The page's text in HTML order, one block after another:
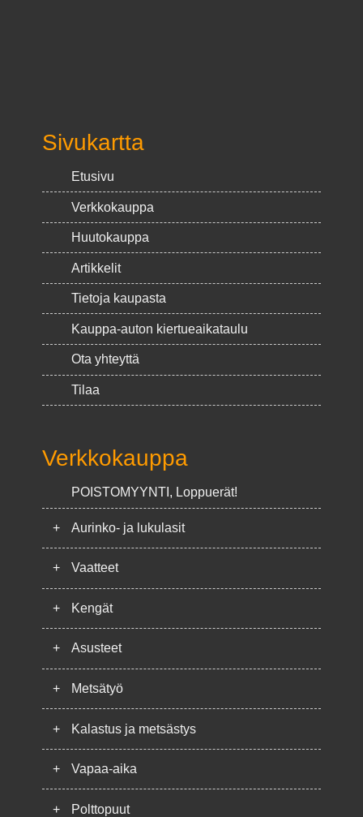
Sivukartta
Etusivu
Verkkokauppa
Huutokauppa
Artikkelit
Tietoja kaupasta
Kauppa-auton kiertueaikataulu
Ota yhteyttä
Tilaa
Verkkokauppa
POISTOMYYNTI, Loppuerät!
+ Aurinko- ja lukulasit
+ Vaatteet
+ Kengät
+ Asusteet
+ Metsätyö
+ Kalastus ja metsästys
+ Vapaa-aika
+ Polttopuut